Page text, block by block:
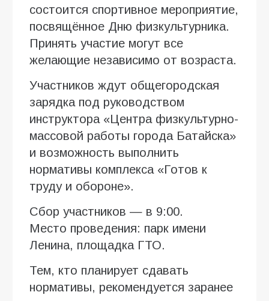
состоится спортивное мероприятие,
посвящённое Дню физкультурника.
Принять участие могут все
желающие независимо от возраста.
Участников ждут общегородская
зарядка под руководством
инструктора «Центра физкультурно-
массовой работы города Батайска»
и возможность выполнить
нормативы комплекса «Готов к
труду и обороне».
Сбор участников — в 9:00.
Место проведения: парк имени
Ленина, площадка ГТО.
Тем, кто планирует сдавать
нормативы, рекомендуется заранее